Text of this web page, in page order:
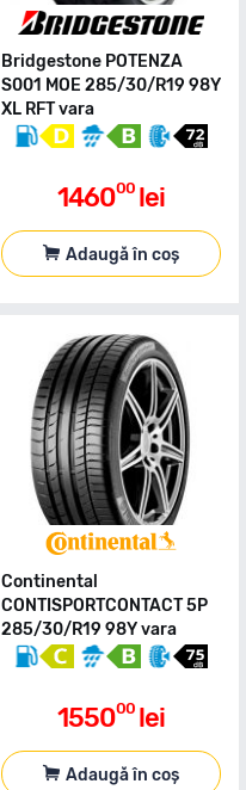
Bridgestone POTENZA
S001 MOE 285/30/R19 98Y
XL RFT vara
146000 lei
Adaugă în coș
Continental
CONTISPORTCONTACT 5P
285/30/R19 98Y vara
155000 lei
Adaugă în coș